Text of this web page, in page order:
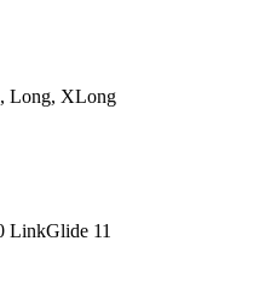
Long, XLong
LinkGlide 11